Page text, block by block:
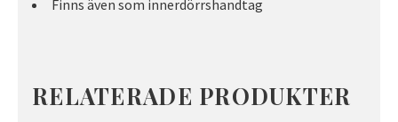
Finns även som innerdörrshandtag
RELATERADE PRODUKTER